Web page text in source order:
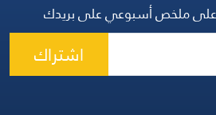
على ملخص أسبوعي على بريدك
اشتراك